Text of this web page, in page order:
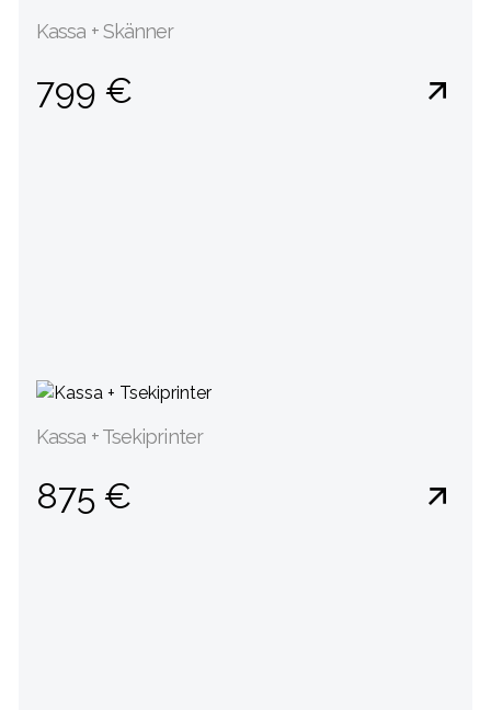
Kassa + Skänner
799 €
Kassa + Tsekiprinter
875 €